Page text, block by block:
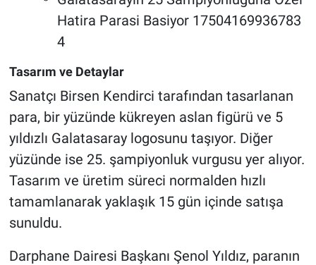
Tasarım ve Detaylar
Sanatçı Birsen Kendirci tarafından tasarlanan
para, bir yüzünde kükreyen aslan figürü ve 5
yıldızlı Galatasaray logosunu taşıyor. Diğer
yüzünde ise 25. şampiyonluk vurgusu yer alıyor.
Tasarım ve üretim süreci normalden hızlı
tamamlanarak yaklaşık 15 gün içinde satışa
sunuldu.
Darphane Dairesi Başkanı Şenol Yıldız, paranın